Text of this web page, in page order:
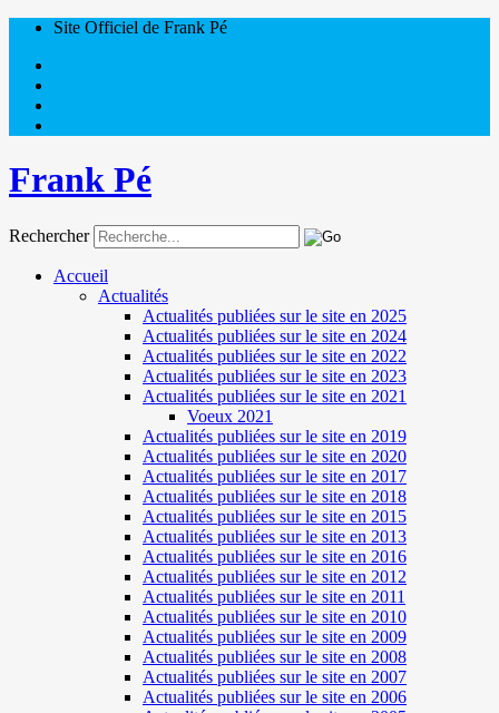
Site Officiel de Frank Pé
Frank Pé
Rechercher
Accueil
Actualités
Actualités publiées sur le site en 2025
Actualités publiées sur le site en 2024
Actualités publiées sur le site en 2022
Actualités publiées sur le site en 2023
Actualités publiées sur le site en 2021
Voeux 2021
Actualités publiées sur le site en 2019
Actualités publiées sur le site en 2020
Actualités publiées sur le site en 2017
Actualités publiées sur le site en 2018
Actualités publiées sur le site en 2015
Actualités publiées sur le site en 2013
Actualités publiées sur le site en 2016
Actualités publiées sur le site en 2012
Actualités publiées sur le site en 2011
Actualités publiées sur le site en 2010
Actualités publiées sur le site en 2009
Actualités publiées sur le site en 2008
Actualités publiées sur le site en 2007
Actualités publiées sur le site en 2006